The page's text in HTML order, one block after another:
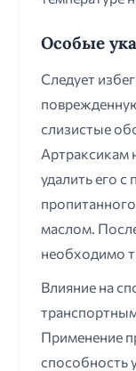
Особые
Следует
слизистые
Артраксикам
удалить его
маслом.
необходимо
Влияние на
Применение
способность